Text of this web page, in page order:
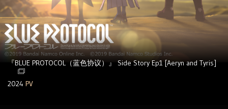
『BLUE PROTOCOL（蓝色协议）』 Side Story Ep1 [Aeryn and Tyris]
2024 PV